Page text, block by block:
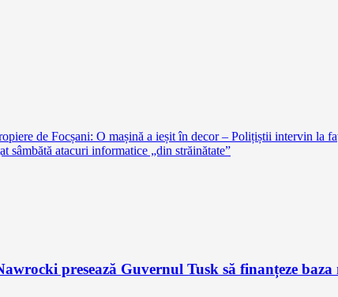
de Focșani: O mașină a ieșit în decor – Polițiștii intervin la
sâmbătă atacuri informatice „din străinătate”
presează Guvernul Tusk să finanțeze